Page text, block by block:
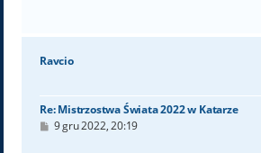
Ravcio
Re: Mistrzostwa Świata 2022 w Katarze
P9 gru 2022, 20:19